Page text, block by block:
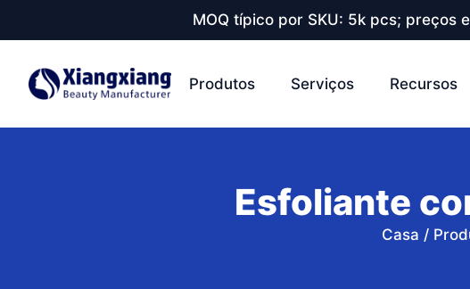
MOQ típico por SKU: 5k pcs; preços
Produtos Serviços Recursos
Esfoliante
Casa /